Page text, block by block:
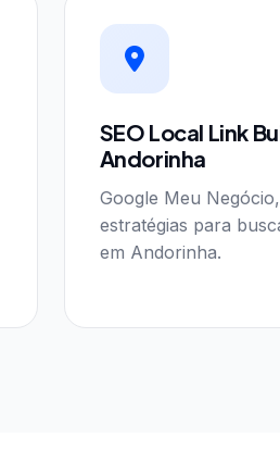
SEO Local Link
Andorinha
Google Meu
estratégias para
em Andorinha.